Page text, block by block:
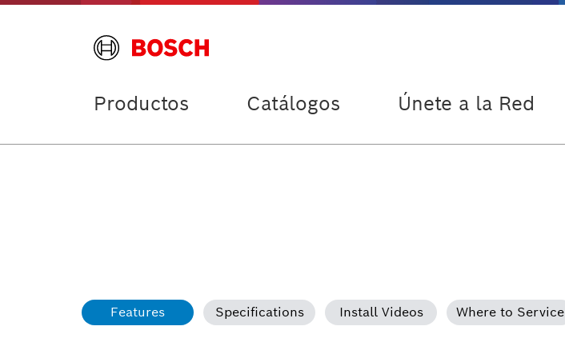
Productos Catálogos Únete a la Red
Features Specifications Install Videos Where to Service